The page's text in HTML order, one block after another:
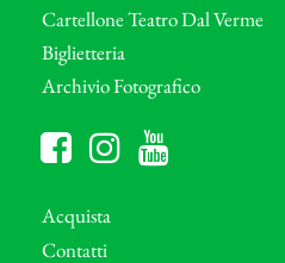
Cartellone Teatro Dal Verme
Biglietteria
Archivio Fotografico
Acquista
Contatti